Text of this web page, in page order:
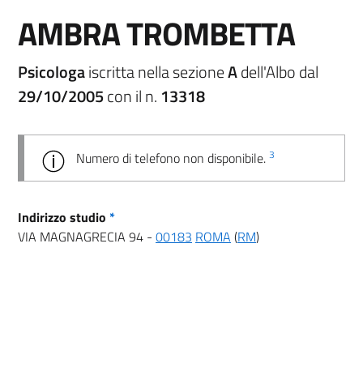
AMBRA TROMBETTA
Psicologaiscritta nella sezioneAdell'Albo dal
29/10/2005con il n. 13318
Numero di telefono non disponibile. 3
Indirizzo studio *
VIA MAGNAGRECIA 94 - 00183 ROMA (RM)